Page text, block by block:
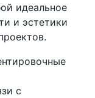
идеальное
и эстетики
с